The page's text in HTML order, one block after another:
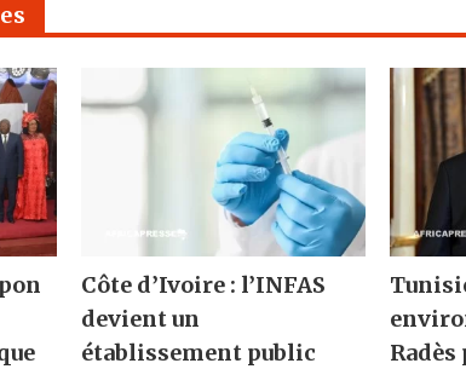
Côte d’Ivoire : l’INFAS
devient un
établissement public
Radès